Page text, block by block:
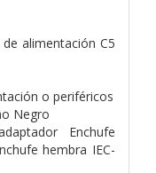
alimentación C5
o periféricos
Negro
Enchufe
hembra IEC-